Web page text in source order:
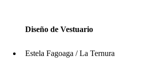
Diseño de Vestuario
Estela Fagoaga / La Ternura